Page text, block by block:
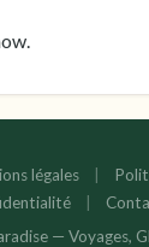
légales
— Voyages,